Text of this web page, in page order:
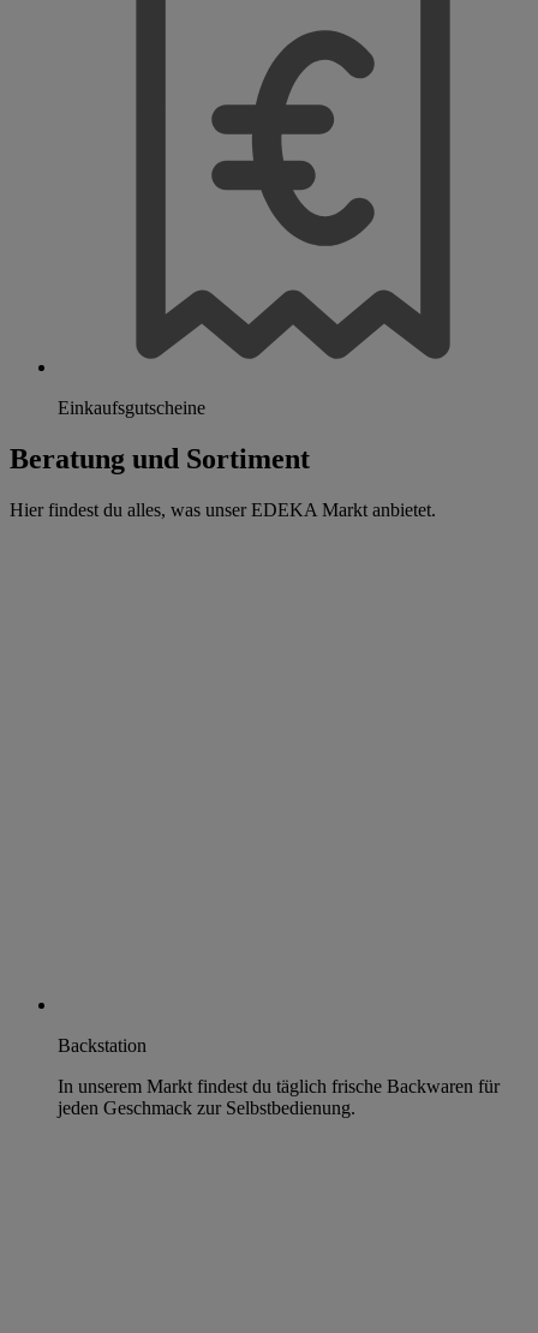
Einkaufsgutscheine
Beratung und Sortiment
Hier findest du alles, was unser EDEKA Markt anbietet.
Backstation
In unserem Markt findest du täglich frische Backwaren für
jeden Geschmack zur Selbstbedienung.